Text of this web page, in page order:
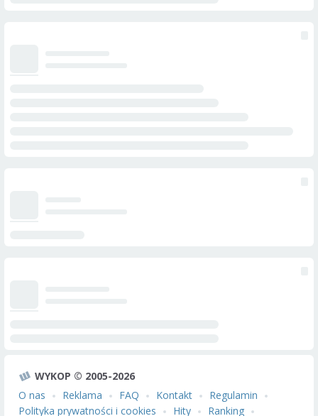
WYKOP © 2005-2026
O nas
Reklama FAQ Kontakt
Regulamin
Polityka prywatności i cookies
Hity Ranking